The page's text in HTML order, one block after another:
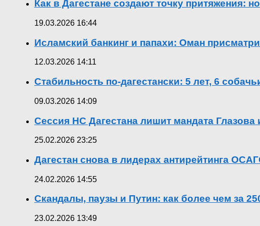
Как в Дагестане создают точку притяжения:
19.03.2026 16:44
Исламский банкинг и папахи: Оман
12.03.2026 14:11
Стабильность по-дагестански: 5 лет, 6
09.03.2026 14:09
Сессия НС Дагестана лишит мандата Глазова
25.02.2026 23:25
Дагестан снова в лидерах антирейтинга
24.02.2026 14:55
Скандалы, паузы и Путин: как более чем за
23.02.2026 13:49